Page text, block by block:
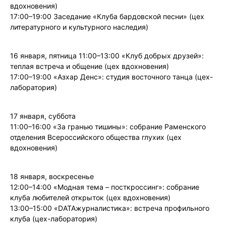
вдохновения)
17:00–19:00 Заседание «Клуба бардовской песни» (цех
литературного и культурного наследия)
16 января, пятница 11:00–13:00 «Клуб добрых друзей»:
теплая встреча и общение (цех вдохновения)
17:00–19:00 «Азхар Денс»: студия восточного танца (цех-
лаборатория)
17 января, суббота
11:00–16:00 «За гранью тишины»: собрание Раменского
отделения Всероссийского общества глухих (цех
вдохновения)
18 января, воскресенье
12:00–14:00 «Модная тема – посткроссинг»: собрание
клуба любителей открыток (цех вдохновения)
13:00–15:00 «DATAжурналистика»: встреча профильного
клуба (цех-лаборатория)